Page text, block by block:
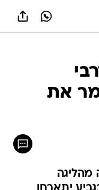
את
הקבוצה מהליגה